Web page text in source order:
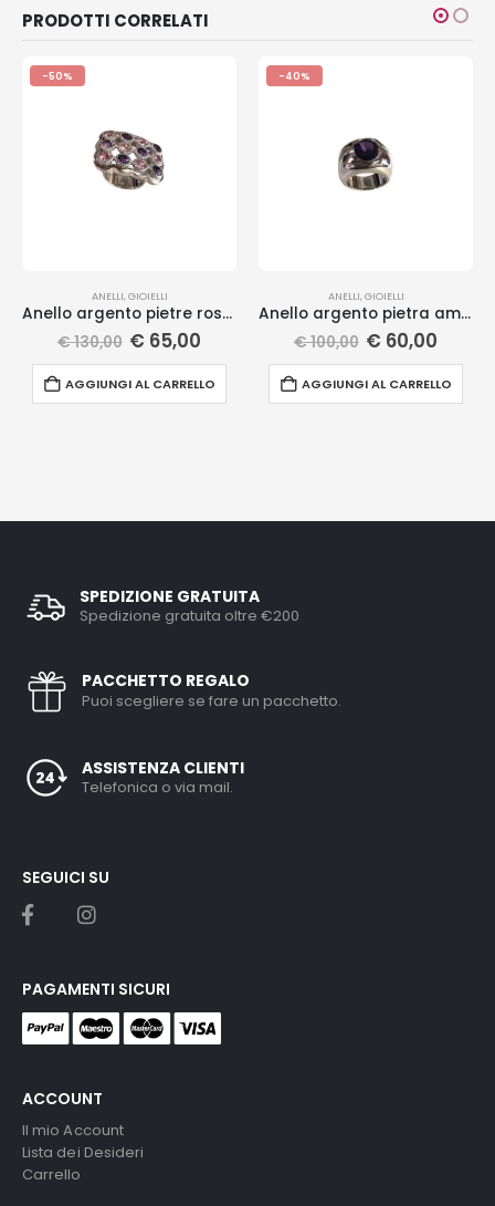
PRODOTTI CORRELATI
-50%
ANELLI,GIOIELLI
Anello argento pietre rosa viola
€130,00 € 65,00
AGGIUNGI AL CARRELLO
-40%
ANELLI,GIOIELLI
Anello argento pietra ametista
€100,00 € 60,00
AGGIUNGI AL CARRELLO
SPEDIZIONE GRATUITA
Spedizione gratuita oltre €200
PACCHETTO REGALO
Puoi scegliere se fare un pacchetto.
ASSISTENZA CLIENTI
Telefonica o via mail.
ACCOUNT
Il mio Account
Lista dei Desideri
Carrello
SEGUICI SU
PAGAMENTI SICURI